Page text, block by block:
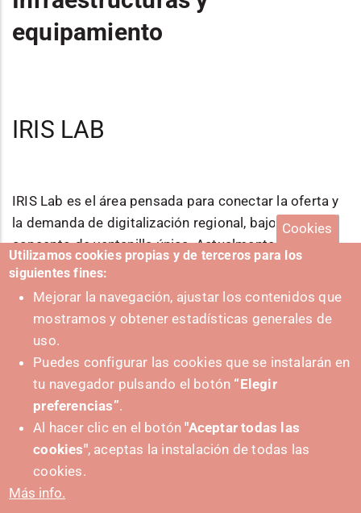
equipamiento
IRIS LAB
IRIS Lab es el área pensada para conectar la oferta y
la demanda de digitalización regional, bajo un
concepto de ventanilla única. Actualmente está en
fase de proyecto y se situará en el edificio El Sario de
la UPNA. Contará con infraestructuras, equipamientos
y espacios de experimentación, networking y
demostración (alrededor de 1200 m2).
SIESS, Sistema compartido de equipos e
infraestructuras científicas, se creó en 2017 con el
Cookies
Utilizamos cookies propias y de terceros para los
siguientes fines:
Mejorar la navegación, ajustar los contenidos que
mostramos y obtener estadísticas generales de
uso.
Puedes configurar las cookies que se instalarán en
tu navegador pulsando el botón “Elegir
preferencias”.
Al hacer clic en el botón"Aceptar todas las
cookies", aceptas la instalación de todas las
cookies.
Más info.